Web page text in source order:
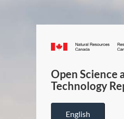
Open Science
Technology
English